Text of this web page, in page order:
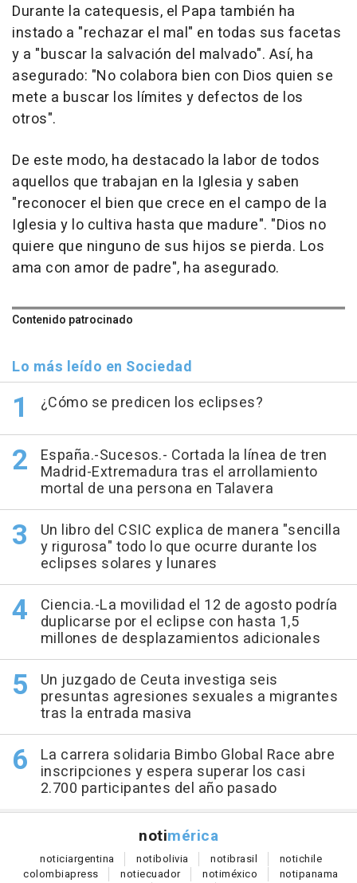
Durante la catequesis, el Papa también ha
instado a "rechazar el mal" en todas sus facetas
y a "buscar la salvación del malvado". Así, ha
asegurado: "No colabora bien con Dios quien se
mete a buscar los límites y defectos de los
otros".
De este modo, ha destacado la labor de todos
aquellos que trabajan en la Iglesia y saben
"reconocer el bien que crece en el campo de la
Iglesia y lo cultiva hasta que madure". "Dios no
quiere que ninguno de sus hijos se pierda. Los
ama con amor de padre", ha asegurado.
Contenido patrocinado
Lo más leído en Sociedad
¿Cómo se predicen los eclipses?
España.-Sucesos.- Cortada la línea de tren
Madrid-Extremadura tras el arrollamiento
mortal de una persona en Talavera
Un libro del CSIC explica de manera "sencilla
y rigurosa" todo lo que ocurre durante los
eclipses solares y lunares
Ciencia.-La movilidad el 12 de agosto podría
duplicarse por el eclipse con hasta 1,5
millones de desplazamientos adicionales
Un juzgado de Ceuta investiga seis
presuntas agresiones sexuales a migrantes
tras la entrada masiva
La carrera solidaria Bimbo Global Race abre
inscripciones y espera superar los casi
2.700 participantes del año pasado
notimérica
noticiargentina notibolivia notibrasil notichile
colombiapress notiecuador notiméxico notipanama